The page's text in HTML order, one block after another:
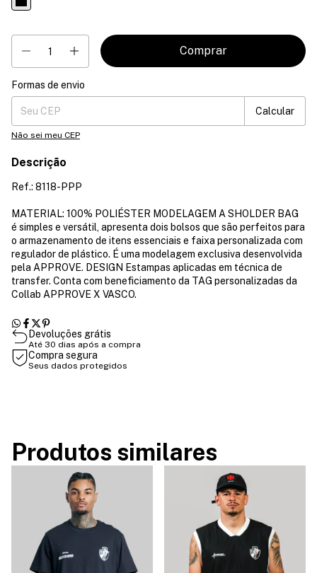
Entregas para o CEP:
Formas de envio
Calcular
Não sei meu CEP
Descrição
Ref.: 8118-PPP
MATERIAL: 100% POLIÉSTER MODELAGEM A SHOLDER BAG
é simples e versátil, apresenta dois bolsos que são perfeitos para
o armazenamento de itens essenciais e faixa personalizada com
regulador de plástico. É uma modelagem exclusiva desenvolvida
pela APPROVE. DESIGN Estampas aplicadas em técnica de
transfer. Conta com beneficiamento da TAG personalizadas da
Collab APPROVE X VASCO.
Devoluções grátis
Até 30 dias após a compra
Compra segura
Seus dados protegidos
Produtos similares